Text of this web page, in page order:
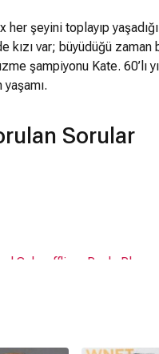
her şeyini toplayıp yaşadığı
kızı var; büyüdüğü zaman
şampiyonu Kate. 60’lı
Sorular
Schoeffling Paula Plum